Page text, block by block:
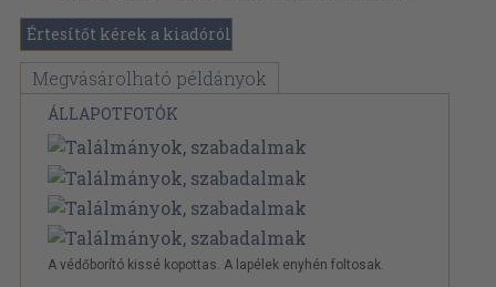
Értesítőt kérek a kiadóról
Megvásárolható példányok
ÁLLAPOTFOTÓK
A védőborító kissé kopottas. A lapélek enyhén foltosak.